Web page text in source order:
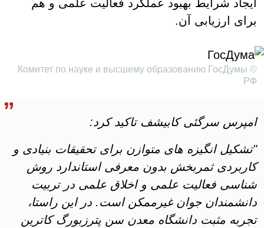
ایجاد شرایط بهبود عملکرد فعالیت علمی و هم
برای ارزیابی آن.
© Комитет по науке и высшему образованию ГосДумы
РФ
امپرس سرگئی کابیشف تاکید کرد:
"تشکیل انگیزه های متوازن برای تحقیقات بنیادی و
کاربردی ثمربخش بدون معرفی استاندارد روش
شناسی فعالیت علمی و اخلاق علمی در تربیت
دانشمندان جوان غیرممکن است. در این راستا،
تجربه مثبت دانشگاه معدن سن پترزبورگ کاترین